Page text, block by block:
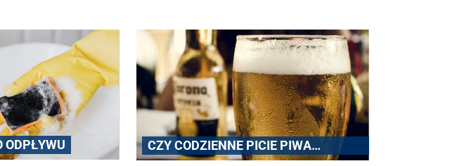
wszystkim realne
zdrowia i życia.
ODPŁYWU
CZY CODZIENNE PICIE PIWA
SZKODZI?